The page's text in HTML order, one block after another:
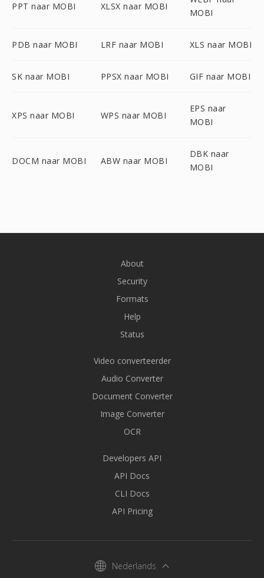
PPT naar MOBI XLSX naar MOBI
MOBI
PDB naar MOBI LRF naar MOBI XLS naar MOBI
SK naar MOBI PPSX naar MOBI GIF naar MOBI
XPS naar MOBI WPS naar MOBI
EPS naar
MOBI
DOCM naar MOBI ABW naar MOBI
DBK naar
MOBI
About
Security
Formats
Help
Status
Video converteerder
Audio Converter
Document Converter
Image Converter
OCR
Developers API
API Docs
CLI Docs
API Pricing
Nederlands